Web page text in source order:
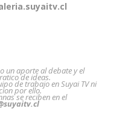
un aporte al debate y el
de ideas.
de trabajo en Suyai TV ni
por ello.
se reciben en el